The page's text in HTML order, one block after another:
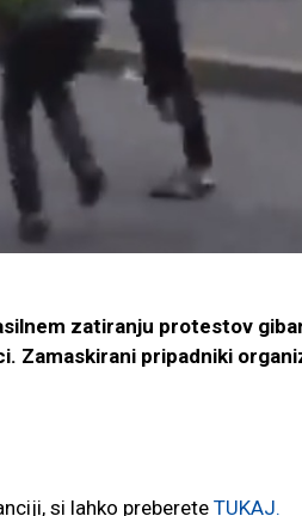
zatiranju protestov
Zamaskirani pripadniki
si lahko preberete TUKAJ.